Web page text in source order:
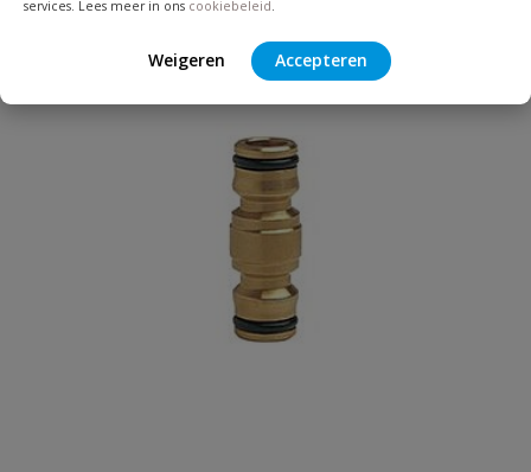
services. Lees meer in ons cookiebeleid
Weigeren Accepteren